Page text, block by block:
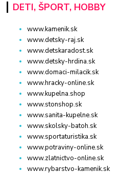
DETI, ŠPORT, HOBBY
www.kamenik.sk
www.detsky-raj.sk
www.detskaradost.sk
www.detsky-hrdina.sk
www.domaci-milacik.sk
www.hracky-online.sk
www.kupelna.shop
www.stonshop.sk
www.sanita-kupelne.sk
www.skolsky-batoh.sk
www.sportaturistika.sk
www.potraviny-online.sk
www.zlatnictvo-online.sk
www.rybarstvo-kamenik.sk